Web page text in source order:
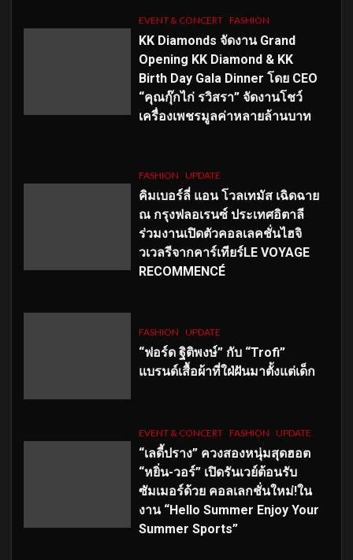
EVENT & CONCERT FASHION
KK Diamonds จัดงาน Grand
Opening KK Diamond & KK
Birth Day Gala Dinner โดย CEO
“คุณกุ๊กไก่ รวิสรา” จัดงานโชว์
เครื่องเพชรมูลค่าหลายล้านบาท
FASHION UPDATE
คิมเบอร์ลี่ แอน โวลเทมัส เฉิดฉาย
ณ กรุงฟลอเรนซ์ ประเทศอิตาลี
ร่วมงานเปิดตัวคอลเลคชั่นไฮจิ
วเวลรีจากคาร์เทียร์LE VOYAGE
RECOMMENCÉ
FASHION UPDATE
“ฟอร์ด ฐิติพงษ์” กับ “Trofi”
แบรนด์เสื้อผ้าที่ใฝ่ฝันมาตั้งแต่เด็ก
EVENT & CONCERT FASHION UPDATE
“เลดี้ปราง” ควงสองหนุ่มสุดฮอต
“หยิ่น-วอร์” เปิดรันเวย์ต้อนรับ
ซัมเมอร์ด้วย คอลเลกชั่นใหม่!ใน
งาน “Hello Summer Enjoy Your
Summer Sports”